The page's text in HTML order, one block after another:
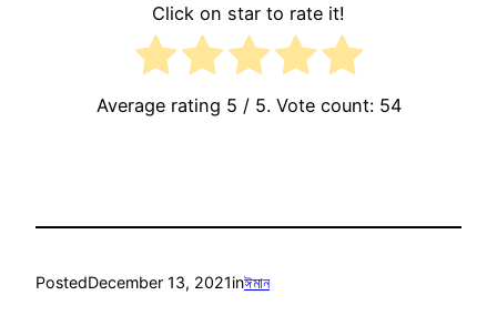
Click on star to rate it!
Average rating 5 / 5. Vote count: 54
PostedDecember 13, 2021inঈমান